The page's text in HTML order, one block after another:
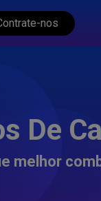
nos
De
melhor